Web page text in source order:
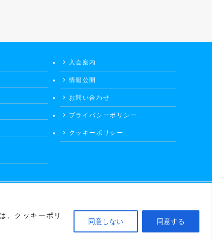
、クッキーポリ
同意しない 同意する
入会案内
情報公開
お問い合わせ
プライバシーポリシー
クッキーポリシー